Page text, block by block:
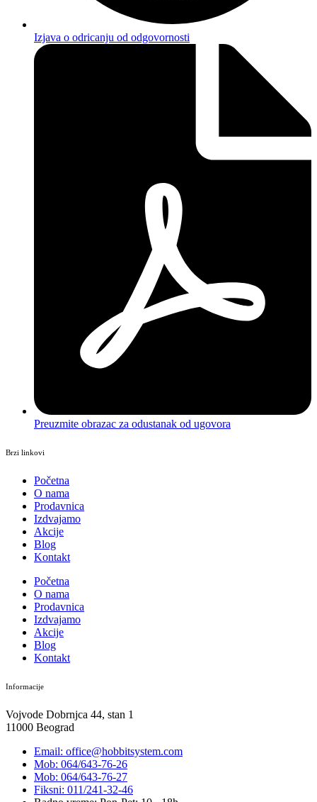
Izjava o odricanju od odgovornosti
Preuzmite obrazac za odustanak od ugovora
Brzi linkovi
Početna
O nama
Prodavnica
Izdvajamo
Akcije
Blog
Kontakt
Početna
O nama
Prodavnica
Izdvajamo
Akcije
Blog
Kontakt
Informacije
Vojvode Dobrnjca 44, stan 1
11000 Beograd
Email: office@hobbitsystem.com
Mob: 064/643-76-26
Mob: 064/643-76-27
Fiksni: 011/241-32-46